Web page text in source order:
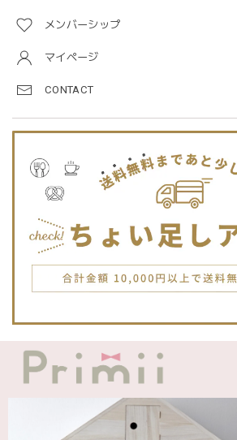
メンバーシップ
マイページ
CONTACT
JELLYCATは特に個体差が激しいブラン
です。Primiiさんでお迎えした子はみん
2025/12/12
発送も届くのも早かったです！バースデ
て嬉しかったです🎈誕生日に使わせて頂